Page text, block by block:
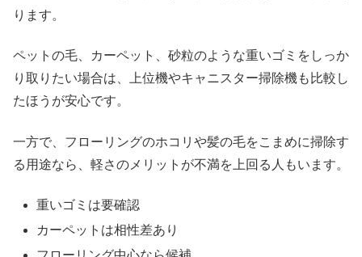
ります。
ペットの毛、カーペット、砂粒のような重いゴミをしっか
り取りたい場合は、上位機やキャニスター掃除機も比較し
たほうが安心です。
一方で、フローリングのホコリや髪の毛をこまめに掃除す
る用途なら、軽さのメリットが不満を上回る人もいます。
重いゴミは要確認
カーペットは相性差あり